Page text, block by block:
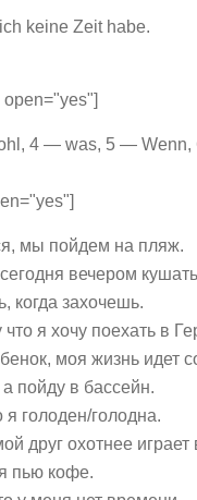
keine Zeit habe.
4 — was, 5 —
мы пойдем на пляж.
вечером
когда захочешь.
я хочу поехать в
моя жизнь идет
пойду в бассейн.
голоден/голодна.
друг охотнее играет
пью кофе.